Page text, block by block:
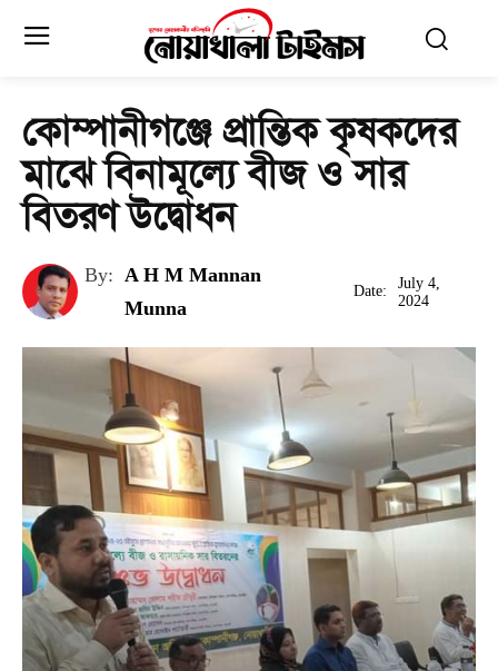
কোম্পানীগঞ্জে প্রান্তিক কৃষকদের
মাঝে বিনামূল্যে বীজ ও সার
বিতরণ উদ্বোধন
By: A H M Mannan
Munna
Date:
July 4,
2024